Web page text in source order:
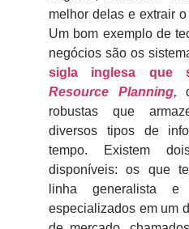
melhor delas e extrair
Um bom exemplo de
negócios são os
sigla inglesa que
Resource Planning,
robustas que
diversos tipos de
tempo. Existem
disponíveis: os que
linha generalista
especializados em um